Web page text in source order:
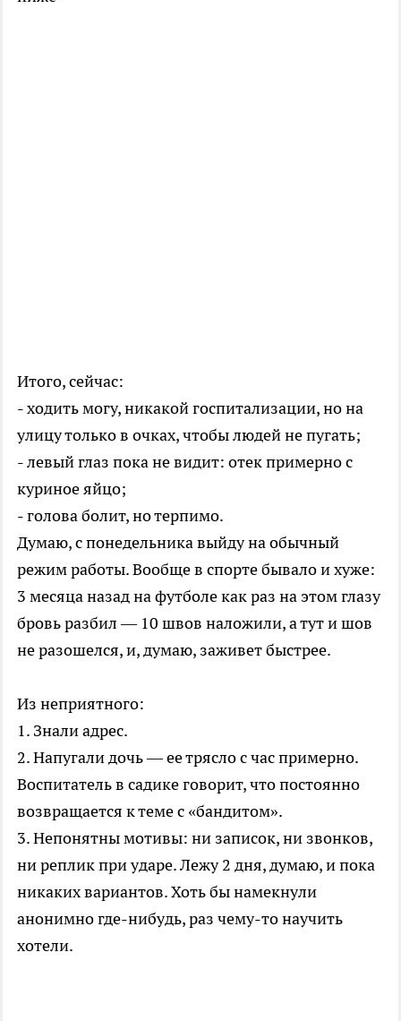
Итого, сейчас:
- ходить могу, никакой госпитализации, но на
улицу только в очках, чтобы людей не пугать;
- левый глаз пока не видит: отек примерно с
куриное яйцо;
- голова болит, но терпимо.
Думаю, с понедельника выйду на обычный
режим работы. Вообще в спорте бывало и хуже:
3 месяца назад на футболе как раз на этом глазу
бровь разбил — 10 швов наложили, а тут и шов
не разошелся, и, думаю, заживет быстрее.
Из неприятного:
1. Знали адрес.
2. Напугали дочь — ее трясло с час примерно.
Воспитатель в садике говорит, что постоянно
возвращается к теме с «бандитом».
3. Непонятны мотивы: ни записок, ни звонков,
ни реплик при ударе. Лежу 2 дня, думаю, и пока
никаких вариантов. Хоть бы намекнули
анонимно где-нибудь, раз чему-то научить
хотели.